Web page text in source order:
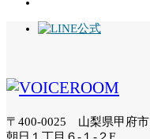
〒400-0025 山梨県甲府市